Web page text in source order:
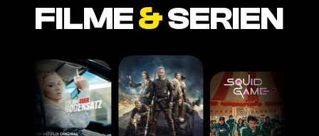
FILME&SERIEN